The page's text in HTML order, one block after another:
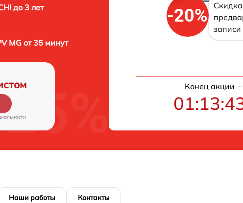
до 3 лет
MG от 35 минут
-20%
записи
Конец акции
Наши работы Контакты